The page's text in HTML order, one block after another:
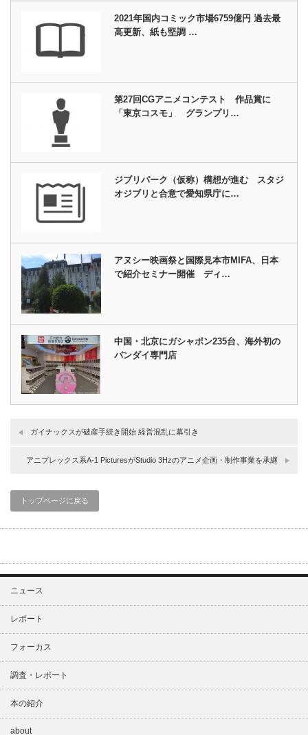
2021年国内コミック市場6759億円 過去最
高更新、紙も堅調 …
第27回CGアニメコンテスト 作品賞に
「東京コスモ」 グランプリ…
ジブリパーク（仮称）構想が進む スタジ
オジブリと合意で愛知県庁に…
アヌシー映画祭と国際見本市MIFA、日本
で紹介セミナー開催 ディ…
中国・北京にガシャポン235台、海外初の
バンダイ専門店
ガイナックスが破産手続き開始 経営混乱に幕引き
アニプレックス系A-1 PicturesがStudio 3Hzのアニメ企画・制作事業を承継
トップページに戻る
ニュース
レポート
フォーカス
調査・レポート
本の紹介
about